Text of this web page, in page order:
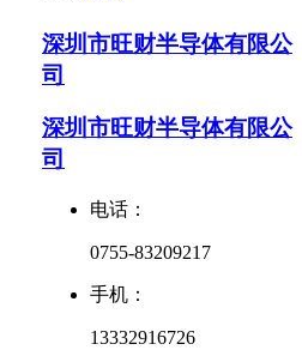
深圳市旺财半导体有限公
司
深圳市旺财半导体有限公
司
电话：
0755-83209217
手机：
13332916726